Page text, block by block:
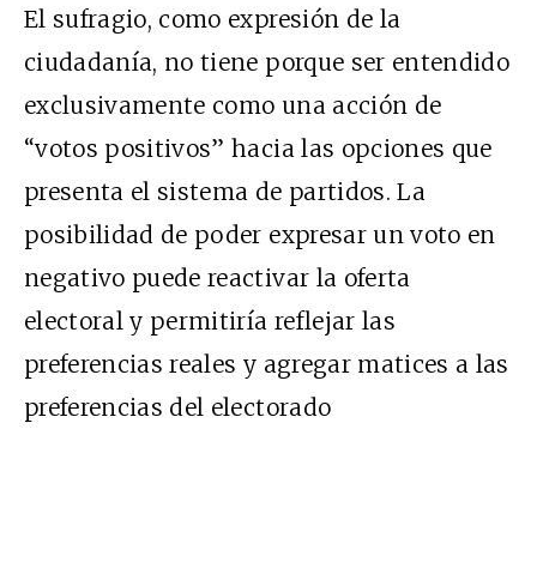
El sufragio, como expresión de la
ciudadanía, no tiene porque ser entendido
exclusivamente como una acción de
“votos positivos” hacia las opciones que
presenta el sistema de partidos. La
posibilidad de poder expresar un voto en
negativo puede reactivar la oferta
electoral y permitiría reflejar las
preferencias reales y agregar matices a las
preferencias del electorado